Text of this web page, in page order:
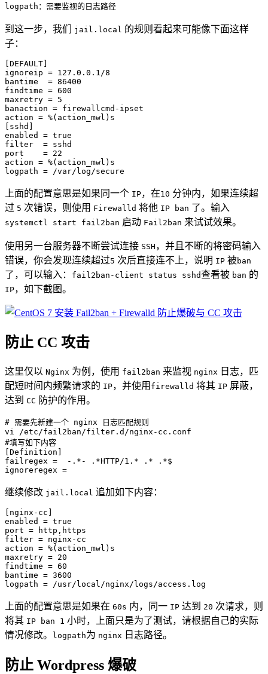
logpath：需要监视的日志路径
到这一步，我们 jail.local 的规则看起来可能像下面这样
子：
[DEFAULT]
ignoreip = 127.0.0.1/8
bantime  = 86400
findtime = 600
maxretry = 5
banaction = firewallcmd-ipset
[sshd]
enabled = true
filter  = sshd
port    = 22
action = %(action_mwl)s
logpath = /var/log/secure
上面的配置意思是如果同一个 IP，在10 分钟内，如果连续超
过 5 次错误，则使用 Firewalld 将他 IP ban 了。输入
systemctl start fail2ban 启动 Fail2ban 来试试效果。
使用另一台服务器不断尝试连接 SSH ，并且不断的将密码输入
错误，你会发现连续超过5 次后直接连不上，说明 IP 被ban
了，可以输入： fail2ban-client status sshd查看被 ban 的
IP，如下截图。
防止 CC 攻击
这里仅以 Nginx 为例，使用 fail2ban 来监视 nginx 日志，匹
配短时间内频繁请求的 IP，并使用 firewalld 将其 IP 屏蔽，
达到 CC 防护的作用。
# 需要先新建一个 nginx 日志匹配规则
vi /etc/fail2ban/filter.d/nginx-cc.conf
#填写如下内容
[Definition]
failregex =  -.*- .*HTTP/1.* .* .*$
ignoreregex =
继续修改 jail.local 追加如下内容：
[nginx-cc]
enabled = true
port = http,https
filter = nginx-cc
action = %(action_mwl)s
maxretry = 20
findtime = 60
bantime = 3600
logpath = /usr/local/nginx/logs/access.log
上面的配置意思是如果在 60s 内，同一 IP 达到 20 次请求，则
将其 IP ban 1 小时，上面只是为了测试，请根据自己的实际
情况修改。
logpath为 nginx 日志路径。
防止 Wordpress 爆破